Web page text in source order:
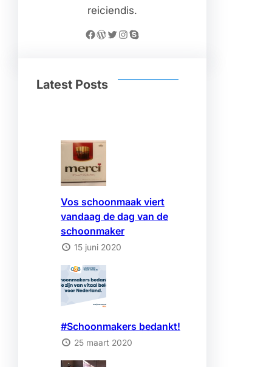
reiciendis.
Facebook WordPress Twitter InstagramSkype
Latest Posts
Vos schoonmaak viert
vandaag de dag van de
schoonmaker
15 juni 2020
#Schoonmakers bedankt!
25 maart 2020